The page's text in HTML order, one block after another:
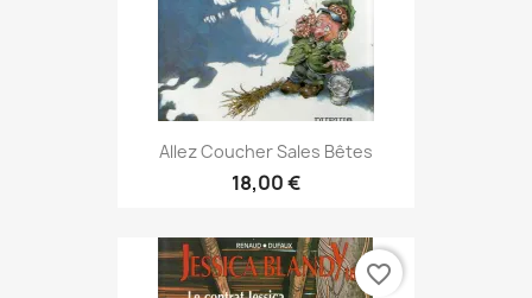
Allez Coucher Sales Bêtes
18,00 €
favorite_border